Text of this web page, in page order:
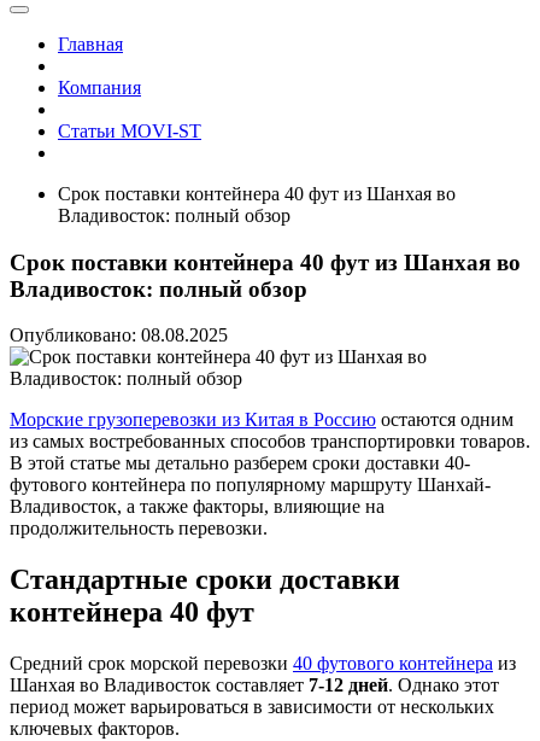
Главная
Компания
Статьи MOVI-ST
Срок поставки контейнера 40 фут из Шанхая во
Владивосток: полный обзор
Срок поставки контейнера 40 фут из Шанхая во
Владивосток: полный обзор
Опубликовано: 08.08.2025
Морские грузоперевозки из Китая в Россию остаются одним
из самых востребованных способов транспортировки товаров.
В этой статье мы детально разберем сроки доставки 40-
футового контейнера по популярному маршруту Шанхай-
Владивосток, а также факторы, влияющие на
продолжительность перевозки.
Стандартные сроки доставки
контейнера 40 фут
Средний срок морской перевозки 40 футового контейнера из
Шанхая во Владивосток составляет 7-12 дней. Однако этот
период может варьироваться в зависимости от нескольких
ключевых факторов.